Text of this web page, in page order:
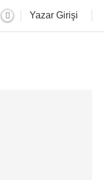
Yazar Girişi